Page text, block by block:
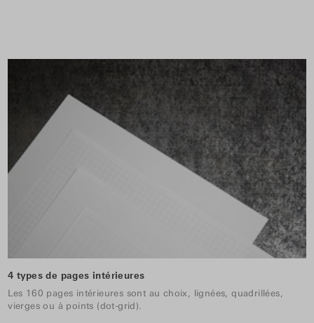
4 types de pages intérieures
Les 160 pages intérieures sont au choix, lignées, quadrillées,
vierges ou à points (dot-grid).